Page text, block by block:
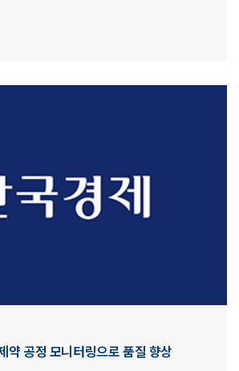
약 공정 모니터링으로 품질 향상